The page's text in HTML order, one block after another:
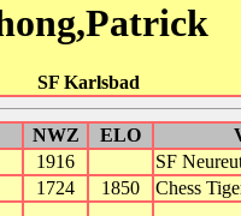
SF Karlsbad
NWZ ELO
1916
SF
1724 1850
Chess